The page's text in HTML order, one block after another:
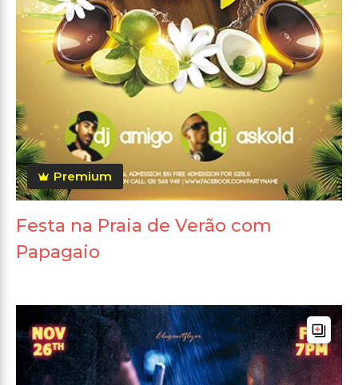
Premium
Festa na Praia de Verão com
Papagaio